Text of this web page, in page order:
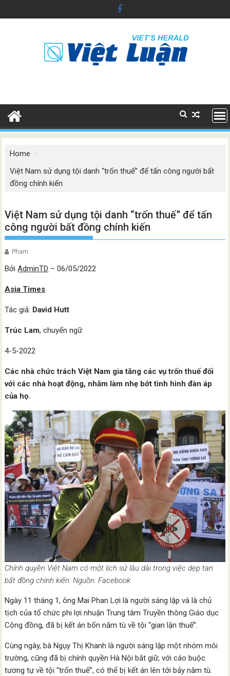
to
Home
Việt Nam sử dụng tội danh “trốn thuế” để tấn công người bất
đồng chính kiến
Việt Nam sử dụng tội danh “trốn thuế” để tấn
công người bất đồng chính kiến
Pham
BởiAdminTD – 06/05/2022
Asia Times
Tác giả: David Hutt
Trúc Lam, chuyển ngữ
4-5-2022
Các nhà chức trách Việt Nam gia tăng các vụ trốn thuế đối
với các nhà hoạt động, nhằm làm nhẹ bớt tình hình đàn áp
của họ.
Chính quyền Việt Nam có một lịch sử lâu dài trong việc dẹp tan
bất đồng chính kiến. Nguồn: Facebook
Ngày 11 tháng 1, ông Mai Phan Lợi là người sáng lập và là chủ
tịch của tổ chức phi lợi nhuận Trung tâm Truyền thông Giáo dục
Cộng đồng, đã bị kết án bốn năm tù về tội “gian lận thuế”.
Cùng ngày, bà Ngụy Thị Khanh là người sáng lập một nhóm môi
trường, cũng đã bị chính quyền Hà Nội bắt giữ, với cáo buộc
tương tự về tội “trốn thuế”, có thể bị kết án lên tới bảy năm tù.